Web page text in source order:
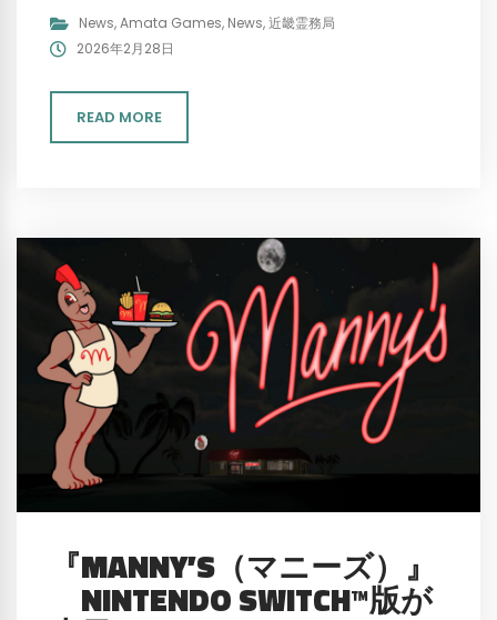
News,Amata Games, News,近畿霊務局
2026年2月28日
READ MORE
『MANNY’S（マニーズ）』
NINTENDO SWITCH™版が